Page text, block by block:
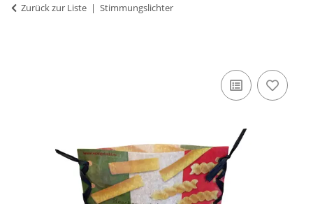
Zurück zur Liste Stimmungslichter